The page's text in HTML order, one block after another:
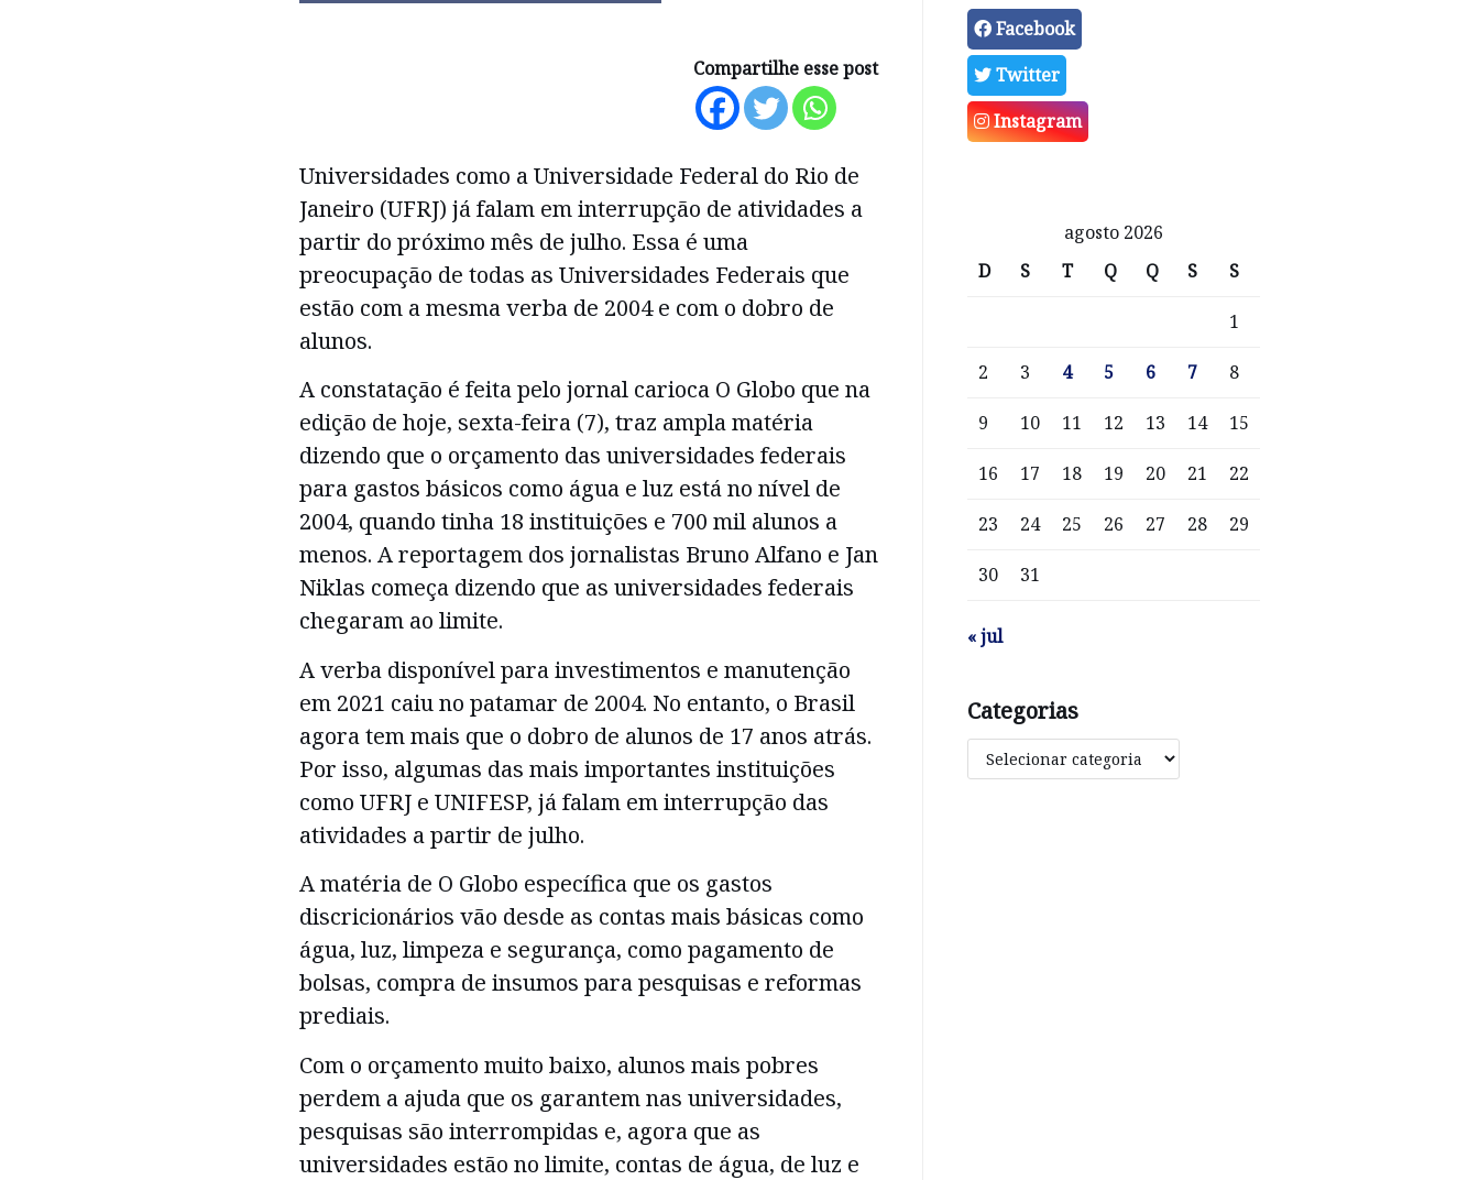
Compartilhe esse post
Universidades como a Universidade Federal do Rio de
Janeiro (UFRJ) já falam em interrupção de atividades a
partir do próximo mês de julho. Essa é uma
preocupação de todas as Universidades Federais que
estão com a mesma verba de 2004 e com o dobro de
alunos.
A constatação é feita pelo jornal carioca O Globo que na
edição de hoje, sexta-feira (7), traz ampla matéria
dizendo que o orçamento das universidades federais
para gastos básicos como água e luz está no nível de
2004, quando tinha 18 instituições e 700 mil alunos a
menos. A reportagem dos jornalistas Bruno Alfano e Jan
Niklas começa dizendo que as universidades federais
chegaram ao limite.
A verba disponível para investimentos e manutenção
em 2021 caiu no patamar de 2004. No entanto, o Brasil
agora tem mais que o dobro de alunos de 17 anos atrás.
Por isso, algumas das mais importantes instituições
como UFRJ e UNIFESP, já falam em interrupção das
atividades a partir de julho.
A matéria de O Globo específica que os gastos
discricionários vão desde as contas mais básicas como
água, luz, limpeza e segurança, como pagamento de
bolsas, compra de insumos para pesquisas e reformas
prediais.
Com o orçamento muito baixo, alunos mais pobres
perdem a ajuda que os garantem nas universidades,
pesquisas são interrompidas e, agora que as
universidades estão no limite, contas de água, de luz e
Facebook
Twitter
Instagram
agosto 2026
D
S T Q Q S S
1
2 3 4 5 6 7 8
9 10 11 12 13 14 15
16 17 18 19 20 21 22
23 24 25 26 27 28 29
30 31
« jul
Categorias